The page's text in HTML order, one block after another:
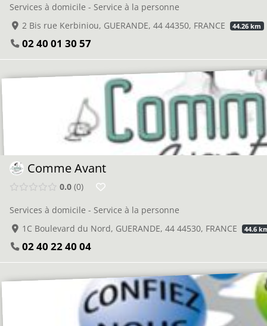
Services à domicile - Service à la personne
2 Bis rue Kerbiniou, GUERANDE, 44 44350, FRANCE
44.26 km
02 40 01 30 57
Comme Avant
0.0 0
Services à domicile - Service à la personne
1C Boulevard du Nord, GUERANDE, 44 44530, FRANCE
44.6
02 40 22 40 04